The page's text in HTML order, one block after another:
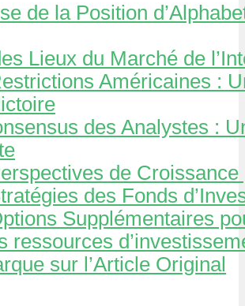
de la Position
Lieux du Marché de
Américaines :
des Analystes :
de
des Fonds
Supplémentaires
ressources
sur l’Article Original